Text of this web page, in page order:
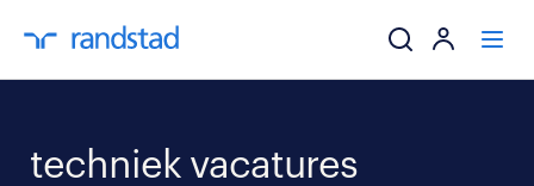
techniek vacatures